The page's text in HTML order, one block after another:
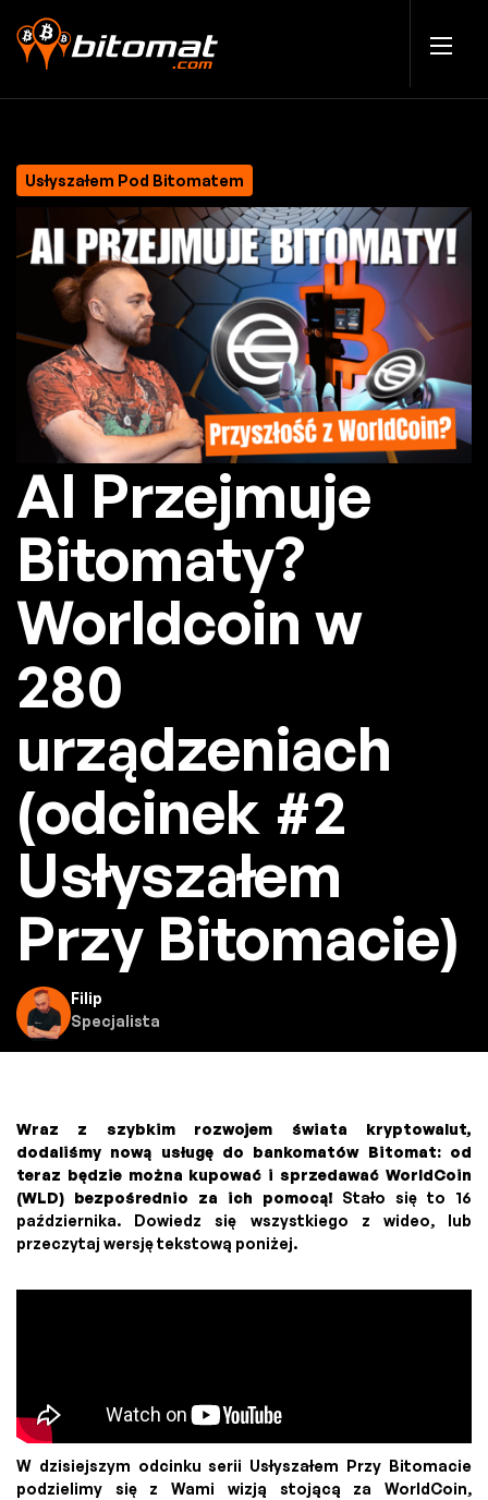
Usłyszałem Pod Bitomatem
AI Przejmuje
Bitomaty?
Worldcoin w
280
urządzeniach
(odcinek #2
Usłyszałem
Przy Bitomacie)
Filip
Specjalista
Wraz z szybkim rozwojem świata kryptowalut,
dodaliśmy nową usługę do bankomatów Bitomat: od
teraz będzie można kupować i sprzedawać WorldCoin
(WLD) bezpośrednio za ich pomocą! Stało się to 16
października. Dowiedz się wszystkiego z wideo, lub
przeczytaj wersję tekstową poniżej.
W dzisiejszym odcinku serii Usłyszałem Przy Bitomacie
podzielimy się z Wami wizją stojącą za WorldCoin,